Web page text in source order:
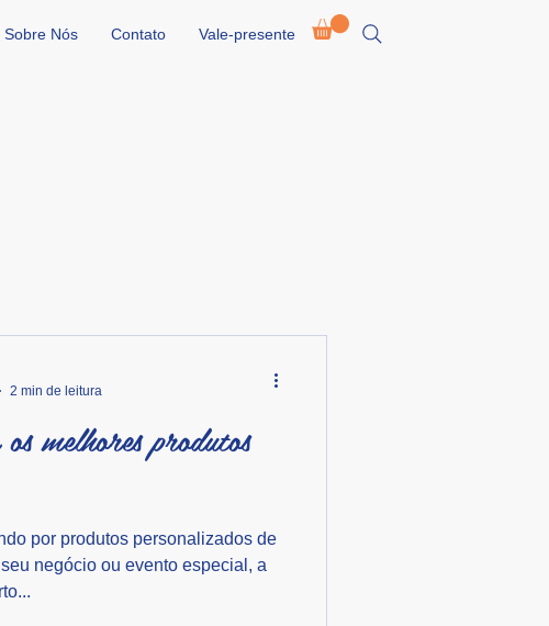
Sobre Nós Contato Vale-presente
melhores produtos
por produtos personalizados de
negócio ou evento especial, a
2 min de leitura